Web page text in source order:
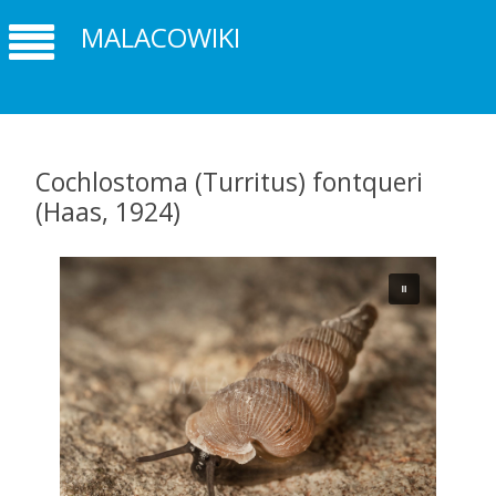
MALACOWIKI
Cochlostoma (Turritus) fontqueri
(Haas, 1924)